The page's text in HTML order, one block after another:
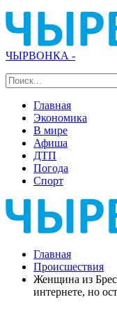
ЧЫРВОНКА -
Главная
Экономика
В мире
Афиша
ДТП
Погода
Спорт
Главная
Происшествия
Женщина из
интернете, но